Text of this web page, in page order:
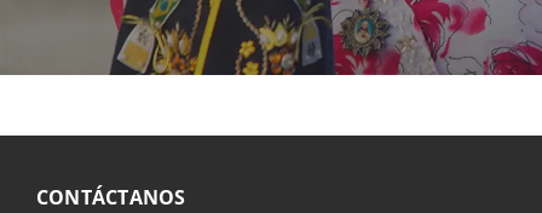
CONTÁCTANOS